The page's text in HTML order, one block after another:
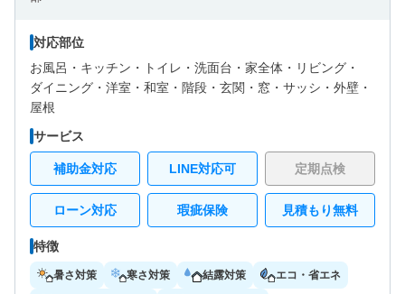
対応部位
お風呂・ キッチン・ トイレ・ 洗面台・ 家全体・ リビング・
ダイニング・ 洋室・ 和室・ 階段・ 玄関・ 窓・サッシ・ 外壁・
屋根
サービス
補助金対応 LINE対応可 定期点検
ローン対応 瑕疵保険 見積もり無料
特徴
暑さ対策 寒さ対策 結露対策 エコ・省エネ